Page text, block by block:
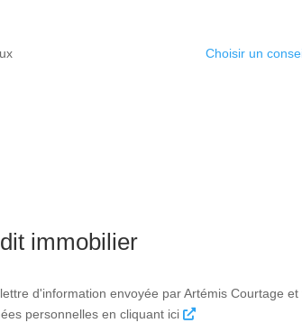
Choisir un
immobilier
d'information envoyée par Artémis Courtage
personnelles en cliquant ici